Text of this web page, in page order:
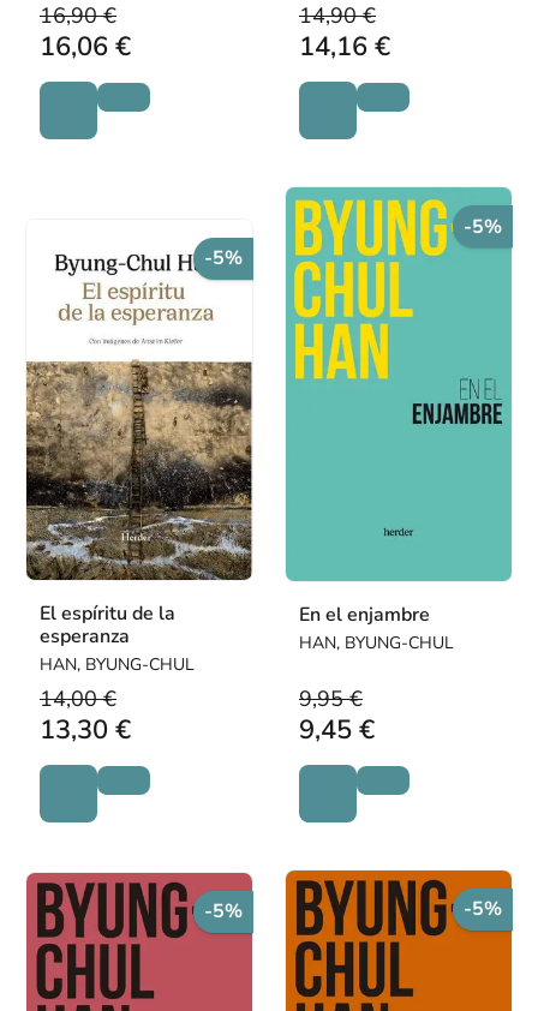
16,90 €
16,06 €
14,90 €
14,16 €
-5%
El espíritu de la
esperanza
HAN, BYUNG-CHUL
14,00 €
13,30 €
-5%
En el enjambre
HAN, BYUNG-CHUL
9,95 €
9,45 €
-5% -5%